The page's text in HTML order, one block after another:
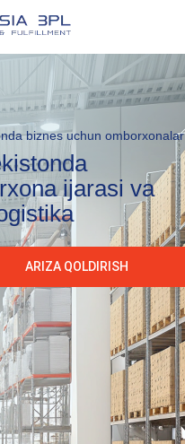
ijarasi va
biznes uchun omborxonalar
ARIZA QOLDIRISH